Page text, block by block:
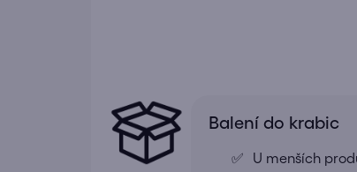
Balení do krabic
U menších